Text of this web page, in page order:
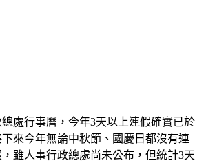
來今年無論中秋節、國慶日都沒有連
雖人事行政總處尚未公布，但統計3天
請假放連續假期，只能等明年了！